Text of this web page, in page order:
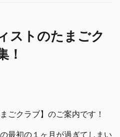
ストのたまごク
！
ごクラブ】のご案内です！
最初の１ヶ月が過ぎてしまい